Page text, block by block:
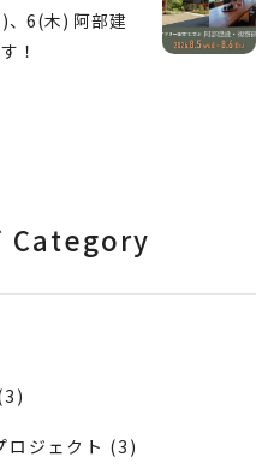
、6(木) 阿部建
！
Category
ジェクト (3)